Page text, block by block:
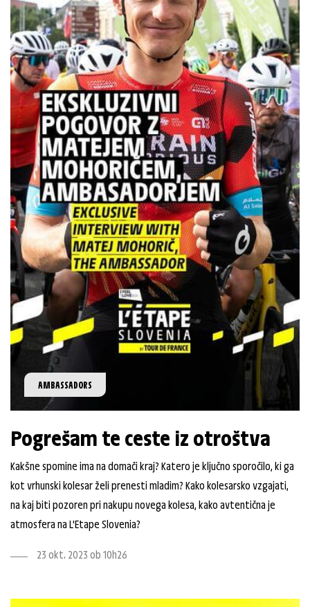
AMBASSADORS
Pogrešam te ceste iz otroštva
Kakšne spomine ima na domači kraj? Katero je ključno sporočilo, ki ga
kot vrhunski kolesar želi prenesti mladim? Kako kolesarsko vzgajati,
na kaj biti pozoren pri nakupu novega kolesa, kako avtentična je
atmosfera na L'Etape Slovenia?
23 okt. 2023 ob 10h26